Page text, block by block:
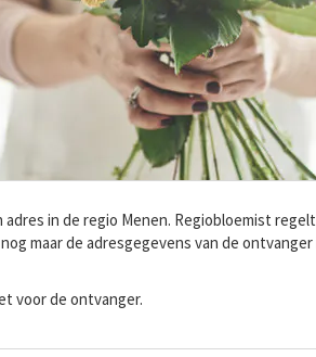
in de regio Menen. Regiobloemist
maar de adresgegevens van de
voor de ontvanger.